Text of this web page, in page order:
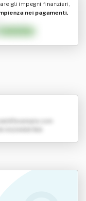
gli impegni finanziari,
nei pagamenti.